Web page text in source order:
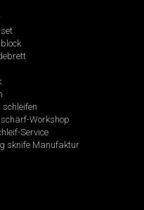
schleifen
Workshop
Service
sknife Manufaktur